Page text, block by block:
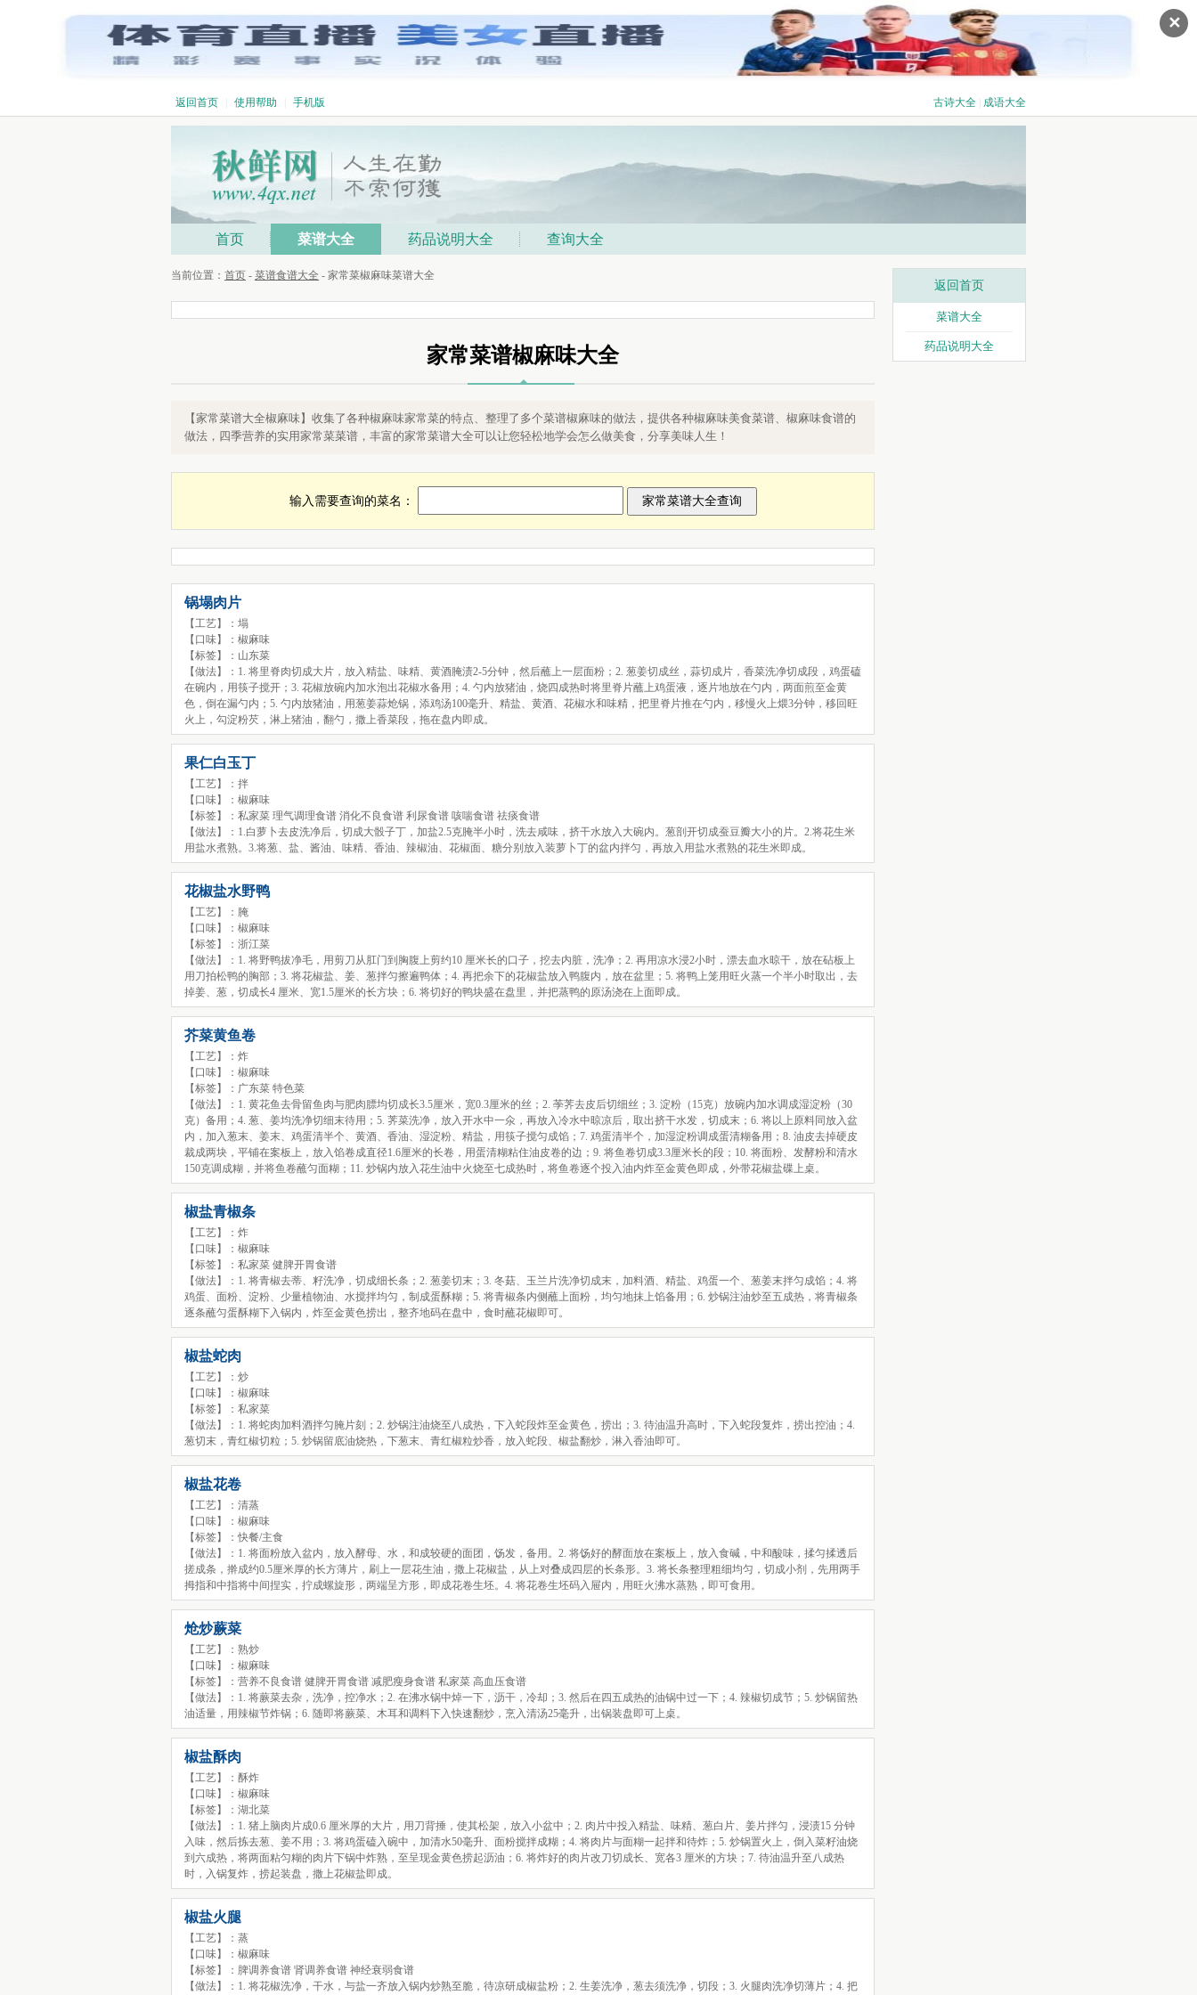
✕
返回首页 使用帮助 手机版 古诗大全 成语大全
首页 菜谱大全 药品说明大全 查询大全
当前位置： 首页 - 菜谱食谱大全 - 家常菜椒麻味菜谱大全
家常菜谱椒麻味大全
【家常菜谱大全椒麻味】收集了各种椒麻味家常菜的特点、整理了多个菜谱椒麻味的做法，提供各种椒麻味美食菜谱、椒麻味食谱的
做法，四季营养的实用家常菜菜谱，丰富的家常菜谱大全可以让您轻松地学会怎么做美食，分享美味人生！
输入需要查询的菜名：
锅塌肉片
【工艺】：塌
【口味】：椒麻味
【标签】：山东菜
【做法】：1. 将里脊肉切成大片，放入精盐、味精、黄酒腌渍2-5分钟，然后蘸上一层面粉；2. 葱姜切成丝，蒜切成片，香菜洗净切成段，鸡蛋磕
在碗内，用筷子搅开；3. 花椒放碗内加水泡出花椒水备用；4. 勺内放猪油，烧四成热时将里脊片蘸上鸡蛋液，逐片地放在勺内，两面煎至金黄
色，倒在漏勺内；5. 勺内放猪油，用葱姜蒜炝锅，添鸡汤100毫升、精盐、黄酒、花椒水和味精，把里脊片推在勺内，移慢火上煨3分钟，移回旺
火上，勾淀粉芡，淋上猪油，翻勺，撒上香菜段，拖在盘内即成。
果仁白玉丁
【工艺】：拌
【口味】：椒麻味
【标签】：私家菜 理气调理食谱 消化不良食谱 利尿食谱 咳喘食谱 祛痰食谱
【做法】：1.白萝卜去皮洗净后，切成大骰子丁，加盐2.5克腌半小时，洗去咸味，挤干水放入大碗内。葱剖开切成蚕豆瓣大小的片。2.将花生米
用盐水煮熟。3.将葱、盐、酱油、味精、香油、辣椒油、花椒面、糖分别放入装萝卜丁的盆内拌匀，再放入用盐水煮熟的花生米即成。
花椒盐水野鸭
【工艺】：腌
【口味】：椒麻味
【标签】：浙江菜
【做法】：1. 将野鸭拔净毛，用剪刀从肛门到胸腹上剪约10 厘米长的口子，挖去内脏，洗净；2. 再用凉水浸2小时，漂去血水晾干，放在砧板上
用刀拍松鸭的胸部；3. 将花椒盐、姜、葱拌匀擦遍鸭体；4. 再把余下的花椒盐放入鸭腹内，放在盆里；5. 将鸭上笼用旺火蒸一个半小时取出，去
掉姜、葱，切成长4 厘米、宽1.5厘米的长方块；6. 将切好的鸭块盛在盘里，并把蒸鸭的原汤浇在上面即成。
芥菜黄鱼卷
【工艺】：炸
【口味】：椒麻味
【标签】：广东菜 特色菜
【做法】：1. 黄花鱼去骨留鱼肉与肥肉膘均切成长3.5厘米，宽0.3厘米的丝；2. 荸荠去皮后切细丝；3. 淀粉（15克）放碗内加水调成湿淀粉（30
克）备用；4. 葱、姜均洗净切细末待用；5. 荠菜洗净，放入开水中一氽，再放入冷水中晾凉后，取出挤干水发，切成末；6. 将以上原料同放入盆
内，加入葱末、姜末、鸡蛋清半个、黄酒、香油、湿淀粉、精盐，用筷子搅匀成馅；7. 鸡蛋清半个，加湿淀粉调成蛋清糊备用；8. 油皮去掉硬皮
裁成两块，平铺在案板上，放入馅卷成直径1.6厘米的长卷，用蛋清糊粘住油皮卷的边；9. 将鱼卷切成3.3厘米长的段；10. 将面粉、发酵粉和清水
150克调成糊，并将鱼卷蘸匀面糊；11. 炒锅内放入花生油中火烧至七成热时，将鱼卷逐个投入油内炸至金黄色即成，外带花椒盐碟上桌。
椒盐青椒条
【工艺】：炸
【口味】：椒麻味
【标签】：私家菜 健脾开胃食谱
【做法】：1. 将青椒去蒂、籽洗净，切成细长条；2. 葱姜切末；3. 冬菇、玉兰片洗净切成末，加料酒、精盐、鸡蛋一个、葱姜末拌匀成馅；4. 将
鸡蛋、面粉、淀粉、少量植物油、水搅拌均匀，制成蛋酥糊；5. 将青椒条内侧蘸上面粉，均匀地抹上馅备用；6. 炒锅注油炒至五成热，将青椒条
逐条蘸匀蛋酥糊下入锅内，炸至金黄色捞出，整齐地码在盘中，食时蘸花椒即可。
椒盐蛇肉
【工艺】：炒
【口味】：椒麻味
【标签】：私家菜
【做法】：1. 将蛇肉加料酒拌匀腌片刻；2. 炒锅注油烧至八成热，下入蛇段炸至金黄色，捞出；3. 待油温升高时，下入蛇段复炸，捞出控油；4.
葱切末，青红椒切粒；5. 炒锅留底油烧热，下葱末、青红椒粒炒香，放入蛇段、椒盐翻炒，淋入香油即可。
椒盐花卷
【工艺】：清蒸
【口味】：椒麻味
【标签】：快餐/主食
【做法】：1. 将面粉放入盆内，放入酵母、水，和成较硬的面团，饧发，备用。2. 将饧好的酵面放在案板上，放入食碱，中和酸味，揉匀揉透后
搓成条，擀成约0.5厘米厚的长方薄片，刷上一层花生油，撒上花椒盐，从上对叠成四层的长条形。3. 将长条整理粗细均匀，切成小剂，先用两手
拇指和中指将中间捏实，拧成螺旋形，两端呈方形，即成花卷生坯。4. 将花卷生坯码入屉内，用旺火沸水蒸熟，即可食用。
炝炒蕨菜
【工艺】：熟炒
【口味】：椒麻味
【标签】：营养不良食谱 健脾开胃食谱 减肥瘦身食谱 私家菜 高血压食谱
【做法】：1. 将蕨菜去杂，洗净，控净水；2. 在沸水锅中焯一下，沥干，冷却；3. 然后在四五成热的油锅中过一下；4. 辣椒切成节；5. 炒锅留热
油适量，用辣椒节炸锅；6. 随即将蕨菜、木耳和调料下入快速翻炒，烹入清汤25毫升，出锅装盘即可上桌。
椒盐酥肉
【工艺】：酥炸
【口味】：椒麻味
【标签】：湖北菜
【做法】：1. 猪上脑肉片成0.6 厘米厚的大片，用刀背捶，使其松架，放入小盆中；2. 肉片中投入精盐、味精、葱白片、姜片拌匀，浸渍15 分钟
入味，然后拣去葱、姜不用；3. 将鸡蛋磕入碗中，加清水50毫升、面粉搅拌成糊；4. 将肉片与面糊一起拌和待炸；5. 炒锅置火上，倒入菜籽油烧
到六成热，将两面粘匀糊的肉片下锅中炸熟，至呈现金黄色捞起沥油；6. 将炸好的肉片改刀切成长、宽各3 厘米的方块；7. 待油温升至八成热
时，入锅复炸，捞起装盘，撒上花椒盐即成。
椒盐火腿
【工艺】：蒸
【口味】：椒麻味
【标签】：脾调养食谱 肾调养食谱 神经衰弱食谱
【做法】：1. 将花椒洗净，干水，与盐一齐放入锅内炒熟至脆，待凉研成椒盐粉；2. 生姜洗净，葱去须洗净，切段；3. 火腿肉洗净切薄片；4. 把
返回首页
菜谱大全
药品说明大全